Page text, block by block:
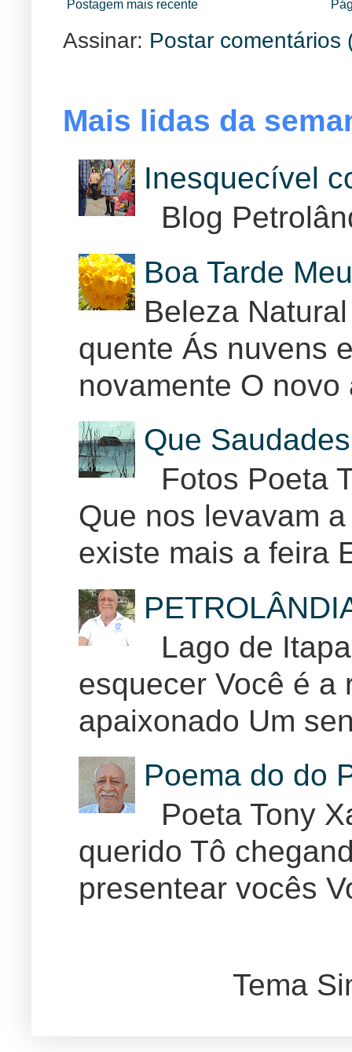
Postagem mais recente
Assinar: Postar comentários
Mais lidas da
Inesquecível
Blog
Boa Tarde
Beleza
quente Ás nuvens
novamente O
Que
Fotos Poeta
Que nos levavam
existe mais a feira
Lago de
esquecer Você é a
apaixonado Um
Poema do do
Poeta Tony
querido Tô
presentear vocês
Tema